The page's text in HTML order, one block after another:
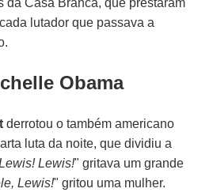
lutador que passava a
Obama
derrotou o também americano
luta da noite, que dividiu a
Lewis!" gritava um grande
Lewis!" gritou uma mulher.